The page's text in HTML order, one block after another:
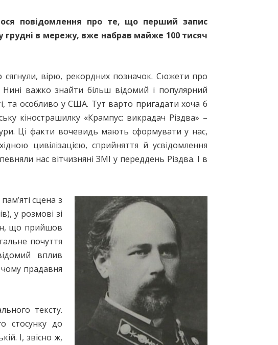
повідомлення про те, що перший запис
в мережу, вже набрав майже 100 тисяч
сягнули, вірю, рекордних позначок. Сюжети про
важко знайти більш відомий і популярний
та особливо у США. Тут варто пригадати хоча б
кінострашилку «Крампус: викрадач Різдва» –
Ці факти вочевидь мають сформувати у нас,
цивілізацією, сприйняття й усвідомлення
нас вітчизняні ЗМІ у переддень Різдва. І в
сцена з
у розмові зі
що прийшов
почуття
вплив
прадавня
тексту.
стосунку до
І, звісно ж,